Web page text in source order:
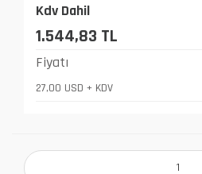
Kdv Dahil
1.544,83 TL
Fiyatı
27,00 USD + KDV